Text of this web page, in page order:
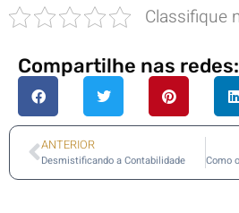
Classifique
Compartilhe nas redes:
ANTERIOR
Desmistificando a Contabilidade